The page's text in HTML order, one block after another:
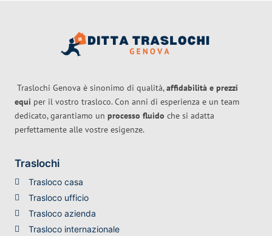
Traslochi Genova è sinonimo di qualità,affidabilità e prezzi
equi per il vostro trasloco. Con anni di esperienza e un team
dedicato, garantiamo un processo fluido che si adatta
perfettamente alle vostre esigenze.
Traslochi
Trasloco casa
Trasloco ufficio
Trasloco azienda
Trasloco internazionale